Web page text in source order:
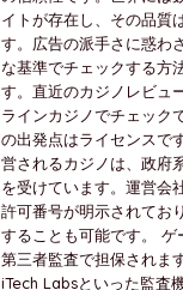
イトが存在し、その品質
す。広告の派手さに惑わ
な基準でチェックする方
す。直近のカジノレビュ
ラインカジノでチェック
の出発点はライセンスで
営されるカジノは、政府
を受けています。運営会
許可番号が明示されてお
することも可能です。 ゲ
第三者監査で担保されま
iTech Labsといった監査